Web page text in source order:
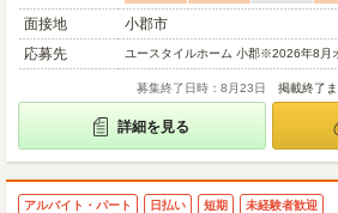
面接地
小郡市
応募先
ユースタイルホーム 小郡※2026年8月
募集終了日時：8月23日 掲載終了
詳細を見る
アルバイト・パート 日払い 短期 未経験者歓迎